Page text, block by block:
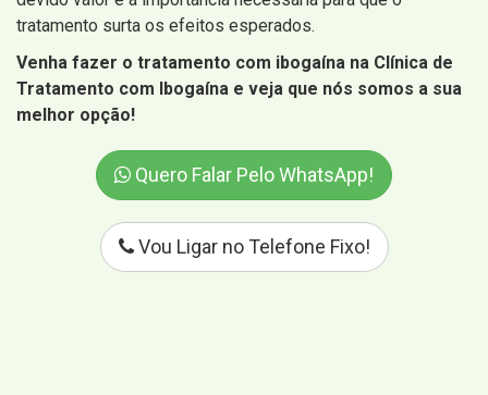
tratamento surta os efeitos esperados.
Venha fazer o tratamento com ibogaína na Clínica de
Tratamento com Ibogaína e veja que nós somos a sua
melhor opção!
Quero Falar Pelo WhatsApp!
Vou Ligar no Telefone Fixo!